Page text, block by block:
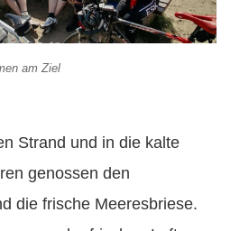
am Ziel
Strand und in die kalte
genossen den
die frische Meeresbriese.